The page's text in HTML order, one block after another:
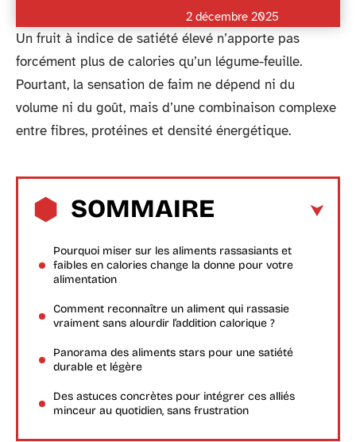
2 décembre 2025
Un fruit à indice de satiété élevé n’apporte pas
forcément plus de calories qu’un légume-feuille.
Pourtant, la sensation de faim ne dépend ni du
volume ni du goût, mais d’une combinaison complexe
entre fibres, protéines et densité énergétique.
SOMMAIRE
Pourquoi miser sur les aliments rassasiants et
faibles en calories change la donne pour votre
alimentation
Comment reconnaître un aliment qui rassasie
vraiment sans alourdir l’addition calorique ?
Panorama des aliments stars pour une satiété
durable et légère
Des astuces concrètes pour intégrer ces alliés
minceur au quotidien, sans frustration